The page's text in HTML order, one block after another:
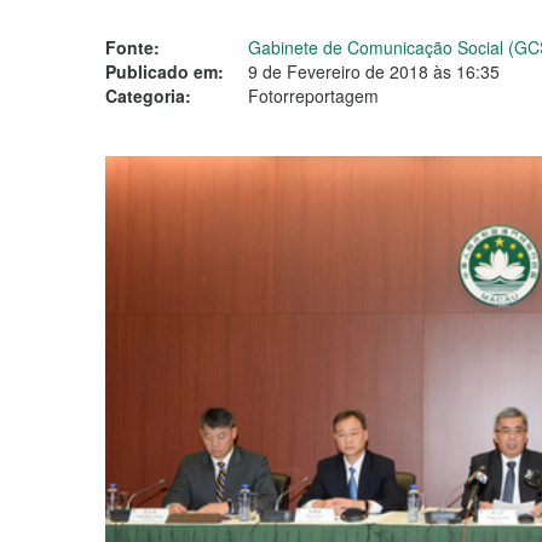
Fonte:
Gabinete de Comunicação Social
Publicado em:
9 de Fevereiro de 2018 às 16:35
Categoria:
Fotorreportagem